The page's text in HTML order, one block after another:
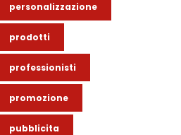
personalizzazione
prodotti
professionisti
promozione
pubblicita